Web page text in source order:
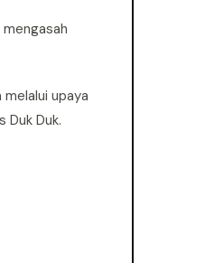
upaya
Duk.